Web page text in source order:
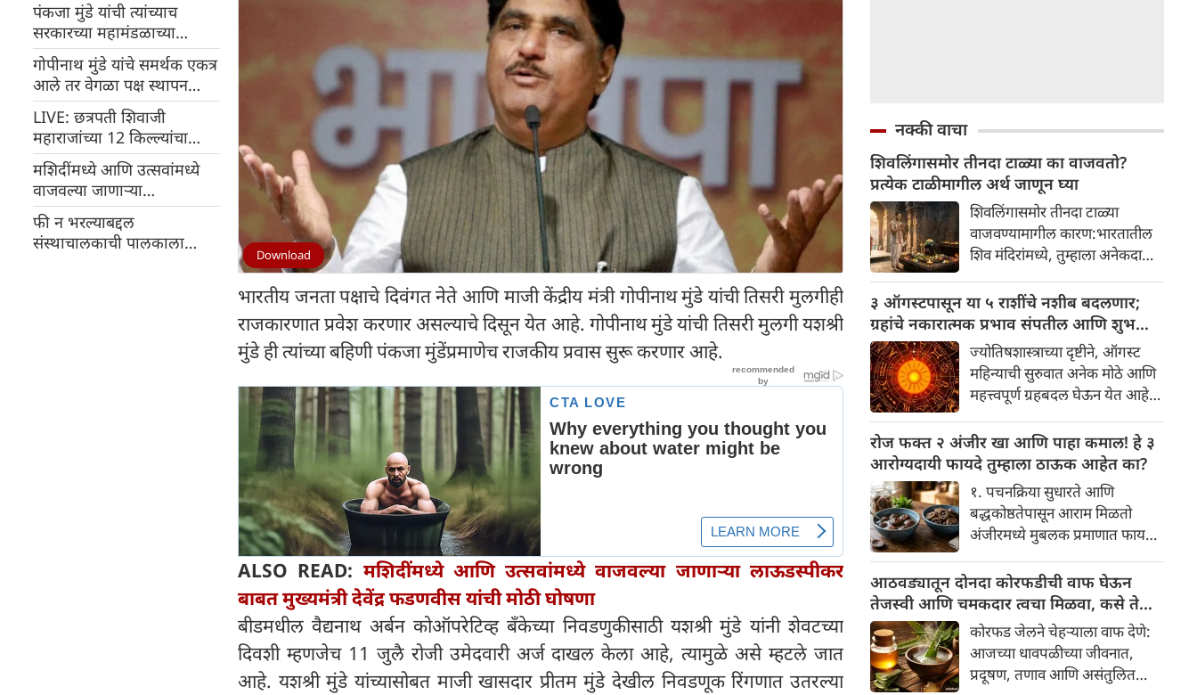
पंकजा मुंडे यांची त्यांच्याच
सरकारच्या महामंडळाच्या
कारभारावर मुख्यमंत्र्यांकडे तक्रार
गोपीनाथ मुंडे यांचे समर्थक एकत्र
आले तर वेगळा पक्ष स्थापन
होईल, पंकजा मुंडे यांचे वक्तव्य
LIVE: छत्रपती शिवाजी
महाराजांच्या 12 किल्ल्यांचा
जागतिक वारसा यादीत स्थान
मशिदींमध्ये आणि उत्सवांमध्ये
वाजवल्या जाणाऱ्या
लाऊडस्पीकर बाबत मुख्यमंत्री
देवेंद्र फडणवीस यांची मोठी
घोषणा
फी न भरल्याबद्दल
संस्थाचालकाची पालकाला
Download
भारतीय जनता पक्षाचे दिवंगत नेते आणि माजी केंद्रीय मंत्री गोपीनाथ मुंडे यांची तिसरी मुलगीही
राजकारणात प्रवेश करणार असल्याचे दिसून येत आहे. गोपीनाथ मुंडे यांची तिसरी मुलगी यशश्री
मुंडे ही त्यांच्या बहिणी पंकजा मुंडेंप्रमाणेच राजकीय प्रवास सुरू करणार आहे.
ALSO READ: मशिदींमध्ये आणि उत्सवांमध्ये वाजवल्या जाणाऱ्या लाऊडस्पीकर
बाबत मुख्यमंत्री देवेंद्र फडणवीस यांची मोठी घोषणा
बीडमधील वैद्यनाथ अर्बन कोऑपरेटिव्ह बँकेच्या निवडणुकीसाठी यशश्री मुंडे यांनी शेवटच्या
दिवशी म्हणजेच 11 जुलै रोजी उमेदवारी अर्ज दाखल केला आहे, त्यामुळे असे म्हटले जात
आहे. यशश्री मुंडे यांच्यासोबत माजी खासदार प्रीतम मुंडे देखील निवडणूक रिंगणात उतरल्या
नक्की वाचा
शिवलिंगासमोर तीनदा टाळ्या का वाजवतो?
प्रत्येक टाळीमागील अर्थ जाणून घ्या
शिवलिंगासमोर तीनदा टाळ्या
वाजवण्यामागील कारण:भारतातील
शिव मंदिरांमध्ये, तुम्हाला अनेकदा
वाजवताना दिसतील. ही एक सामान्य
प्रथा आहे, पण तुम्ही कधी विचार
केला आहे का की यामागे काय रहस्य
आहे आणि प्रत्येक टाळीचा अर्थ काय
आहे? हा केवळ एक विधी नाही, तर
यामागे खोलवर रुजलेल्या पौराणिक
श्रद्धा, आध्यात्मिक अर्थ आणि काही
वैज्ञानिक तर्कदेखील आहेत. चला, या
अनोख्या परंपरेमागील अर्थ
सविस्तरपणे समजून घेऊया.
३ ऑगस्टपासून या ५ राशींचे नशीब बदलणार;
ग्रहांचे नकारात्मक प्रभाव संपतील आणि शुभ
दिवसांची सुरुवात होईलज्योतिषशास्त्राच्या दृष्टीने, ऑगस्ट
महिन्याची सुरुवात अनेक मोठे आणि
महत्त्वपूर्ण ग्रहबदल घेऊन येत आहे.
हालचाल अनेक राशींच्या जीवनात
सकारात्मक बदल घडवून आणणार
आहे. विशेषतः ३ ऑगस्ट रोजी एक
अत्यंत दुर्मिळ आणि फलदायी
ग्रहस्थिती (संयोग) तयार होत आहे.
या दिवशी तयार होणारे शुभ योग,
ग्रहांची स्थिती आणि या गोचरमुळे
ज्यांचे नशीब उजळणार आहे अशा
भाग्यवान राशींबद्दल आपण जाणून
घेऊया!
रोज फक्त २ अंजीर खा आणि पाहा कमाल! हे ३
आरोग्यदायी फायदे तुम्हाला ठाऊक आहेत का?
१. पचनक्रिया सुधारते आणि
बद्धकोष्ठतेपासून आराम मिळतो
अंजीरमध्ये मुबलक प्रमाणात फायबर
बद्धकोष्ठता, गॅस किंवा अपचनाचा
त्रास होत असेल, तर अंजीर
तुमच्यासाठी वरदान ठरू शकते. हे
आतड्यांची स्वच्छता ठेवण्यास मदत
करते. पचनसंस्था मजबूत करून पोट
साफ होण्यास मदत करते.
आठवड्यातून दोनदा कोरफडीची वाफ घेऊन
तेजस्वी आणि चमकदार त्वचा मिळवा, कसे ते
जाणून घ्या
कोरफड जेलने चेहऱ्याला वाफ देणे:
आजच्या धावपळीच्या जीवनात,
प्रदूषण, तणाव आणि असंतुलित